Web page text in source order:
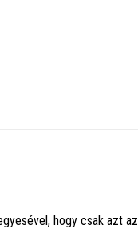
hogy csak azt az